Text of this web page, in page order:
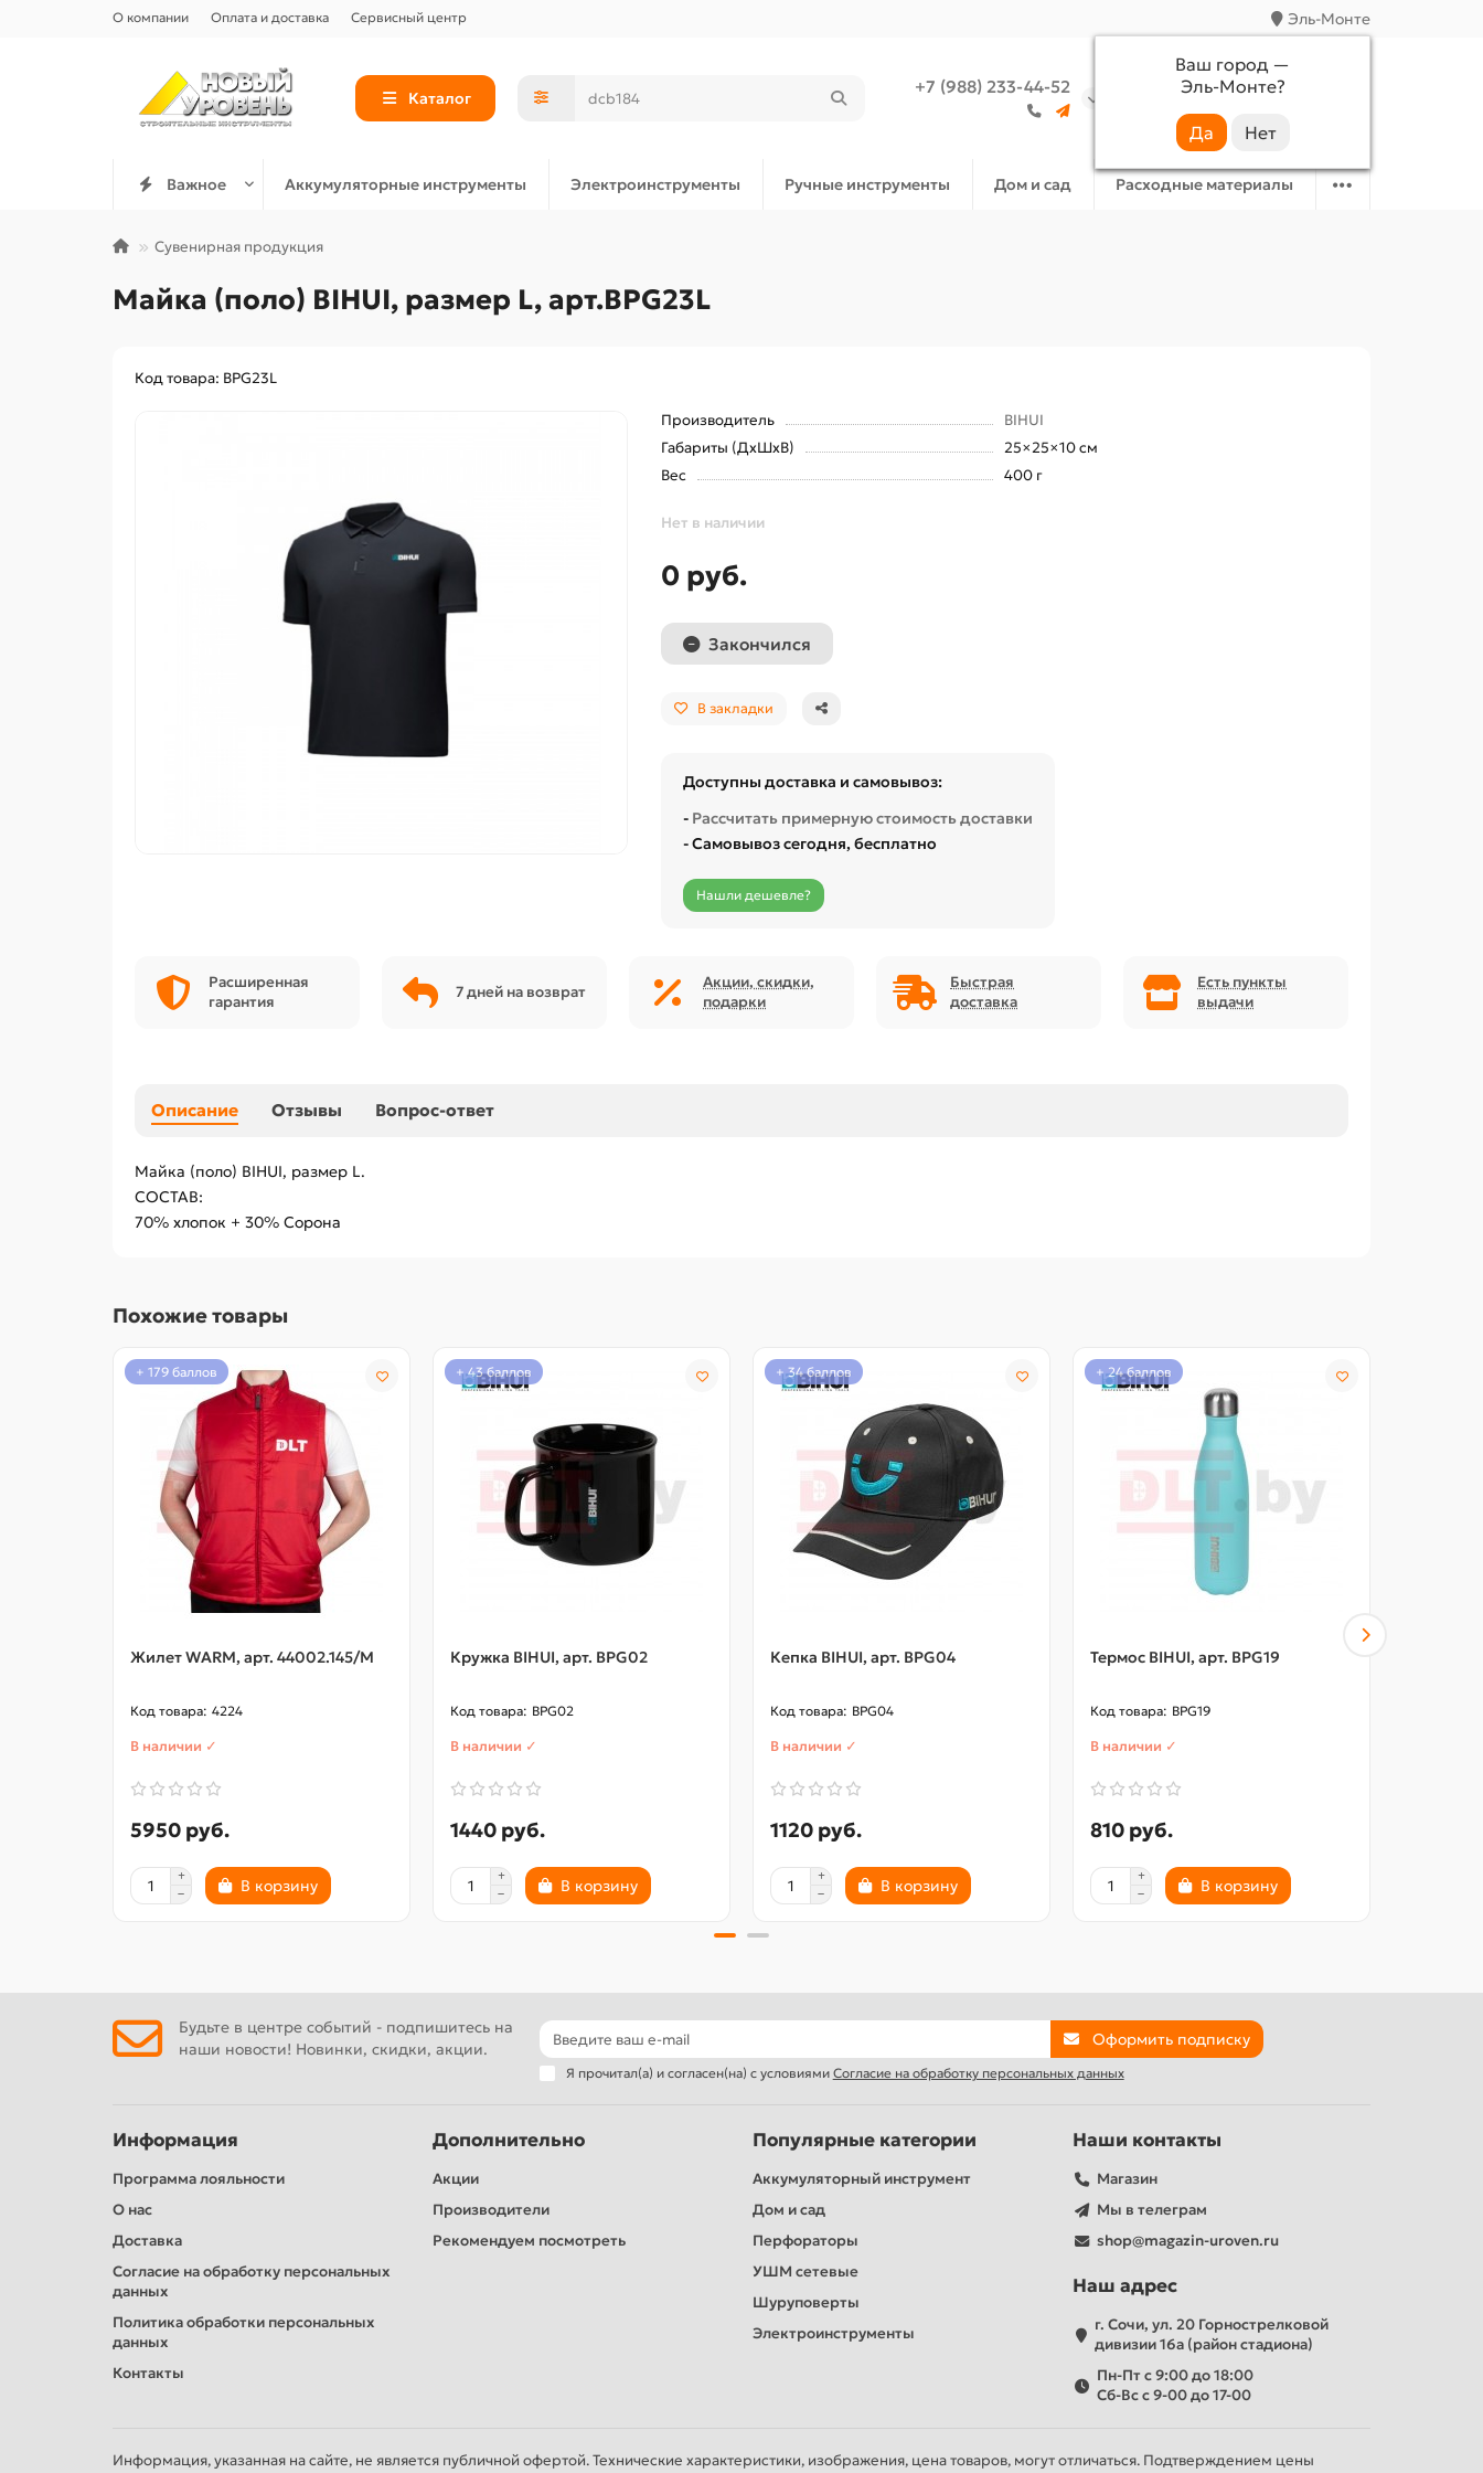
О компании Оплата и доставка Сервисный центр Эль-Монте
Ваш город —
Эль-Монте?
Каталог
+7 (988) 233-44-52
Аккаунт Избранное
Важное Аккумуляторные инструменты Электроинструменты Ручные инструменты Дом и сад Расходные материалы
Сувенирная продукция
Майка (поло) BIHUI, размер L, арт.BPG23L
Код товара: BPG23L
Производитель
BIHUI
Габариты (ДхШхВ)
25×25×10 см
Вес
400 г
Нет в наличии
0 руб.
Закончился
В закладки
Доступны доставка и самовывоз:
- Рассчитать примерную стоимость доставки
- Самовывоз сегодня, бесплатно
Нашли дешевле?
Расширенная
гарантия
7 дней на возврат
Акции, скидки,
подарки
Быстрая
доставка
Есть пункты
выдачи
Описание Отзывы Вопрос-ответ
Майка (поло) BIHUI, размер L.
СОСТАВ:
70% хлопок + 30% Сорона
Похожие товары
+ 179 баллов
Жилет WARM, арт. 44002.145/M
4224
В наличии ✓
5950 руб.
В корзину
+ 43 баллов
Кружка BIHUI, арт. BPG02
BPG02
В наличии ✓
1440 руб.
В корзину
+ 34 баллов
Кепка BIHUI, арт. BPG04
BPG04
В наличии ✓
1120 руб.
В корзину
+ 24 баллов
Термос BIHUI, арт. BPG19
BPG19
В наличии ✓
810 руб.
В корзину
Будьте в центре событий - подпишитесь на
наши новости! Новинки, скидки, акции.
Оформить подписку
Я прочитал(а) и согласен(на) с условиями Согласие на обработку персональных данных
Информация
Программа лояльности
О нас
Доставка
Согласие на обработку персональных
данных
Политика обработки персональных
данных
Контакты
Дополнительно
Акции
Производители
Рекомендуем посмотреть
Популярные категории
Аккумуляторный инструмент
Дом и сад
Перфораторы
УШМ сетевые
Шуруповерты
Электроинструменты
Наши контакты
Магазин
Мы в телеграм
shop@magazin-uroven.ru
Наш адрес
г. Сочи, ул. 20 Горнострелковой
дивизии 16а (район стадиона)
Пн-Пт с 9:00 до 18:00
Сб-Вс с 9-00 до 17-00
Информация, указанная на сайте, не является публичной офертой. Технические характеристики, изображения, цена товаров, могут отличаться. Подтверждением цены